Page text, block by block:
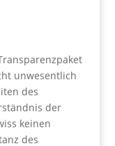
unwesentlich
des
der
keinen
des